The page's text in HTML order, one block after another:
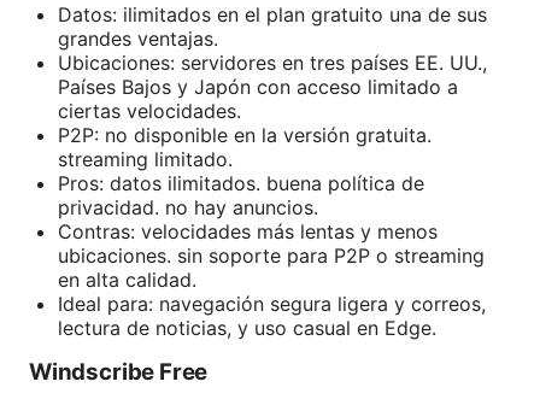
Datos: ilimitados en el plan gratuito una de sus
grandes ventajas.
Ubicaciones: servidores en tres países EE. UU.,
Países Bajos y Japón con acceso limitado a
ciertas velocidades.
P2P: no disponible en la versión gratuita.
streaming limitado.
Pros: datos ilimitados. buena política de
privacidad. no hay anuncios.
Contras: velocidades más lentas y menos
ubicaciones. sin soporte para P2P o streaming
en alta calidad.
Ideal para: navegación segura ligera y correos,
lectura de noticias, y uso casual en Edge.
Windscribe Free